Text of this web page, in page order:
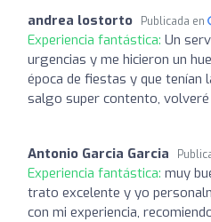
andrea lostorto Publicada en
Experiencia fantástica: Un
urgencias y me hicieron un
época de fiestas y que tenían
salgo super contento, volveré
Antonio Garcia Garcia
Experiencia fantástica: muy
trato excelente y yo
con mi experiencia,